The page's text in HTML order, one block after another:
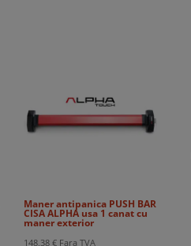
Maner antipanica PUSH BAR
CISA ALPHA usa 1 canat cu
maner exterior
148,38 € Fara TVA